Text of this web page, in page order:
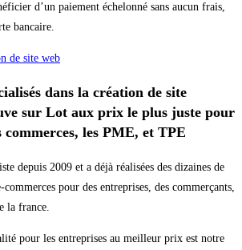
d’un paiement échelonné sans aucun frais,
bancaire.
de site web
dans la création de site
sur Lot aux prix le plus juste pour
commerces, les PME, et TPE
depuis 2009 et a déjà réalisées des dizaines de
pour des entreprises, des commerçants,
la france.
pour les entreprises au meilleur prix est notre